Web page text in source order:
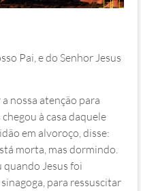
Pai, e do Senhor Jesus
nossa atenção para
à casa daquele
em alvoroço, disse:
morta, mas dormindo.
quando Jesus foi
para ressuscitar